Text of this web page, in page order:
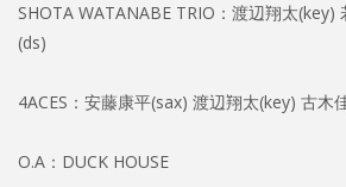
SHOTA WATANABE TRIO：渡辺翔太(key)
(ds)
4ACES：安藤康平(sax) 渡辺翔太(key) 古木
O.A：DUCK HOUSE